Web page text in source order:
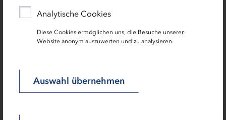
Analytische Cookies
Diese Cookies ermöglichen uns, die Besuche unserer
Website anonym auszuwerten und zu analysieren.
Auswahl übernehmen
eine große Ehre. Wir haben dadurch tolle Leute kennen­
gelernt und unser Netzwerk um viele wertvolle Kontakte
erweitert. “, betont er.